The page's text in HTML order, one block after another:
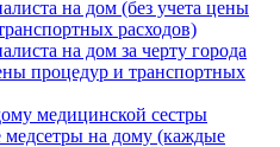
на дом (без учета цены
расходов)
на дом за черту города
процедур и транспортных
медицинской сестры
на дому (каждые